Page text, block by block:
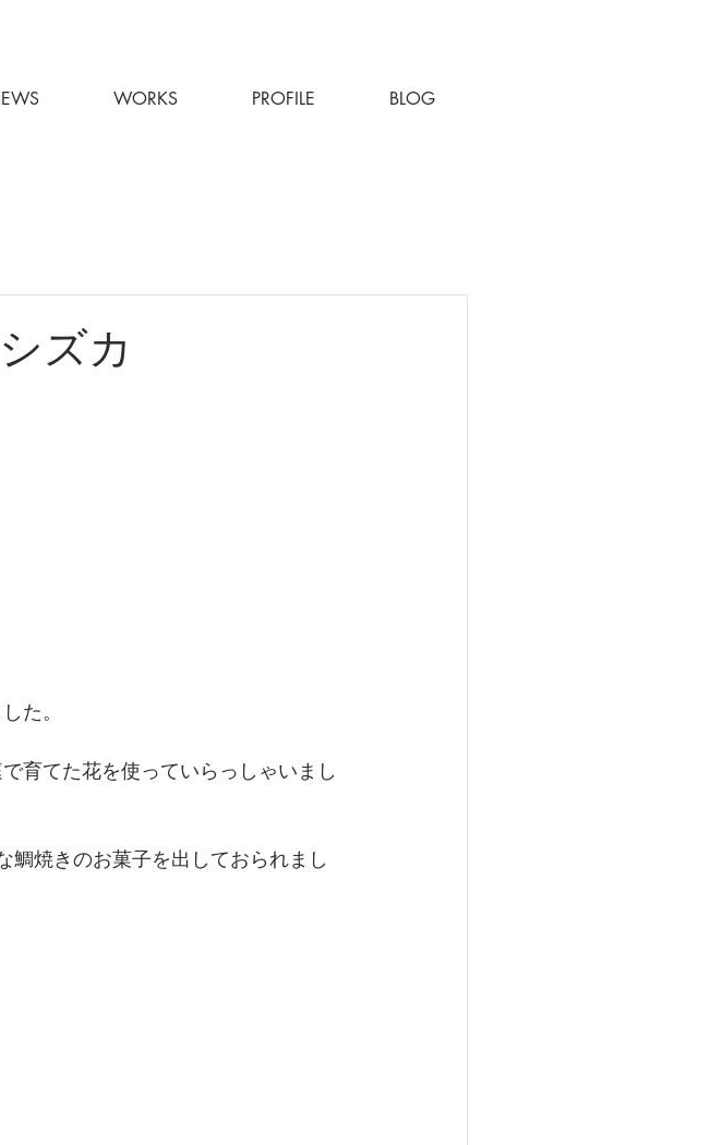
WORKS PROFILE BLOG
ズカ
た。
育てた花を使っていらっしゃいまし
鯛焼きのお菓子を出しておられまし